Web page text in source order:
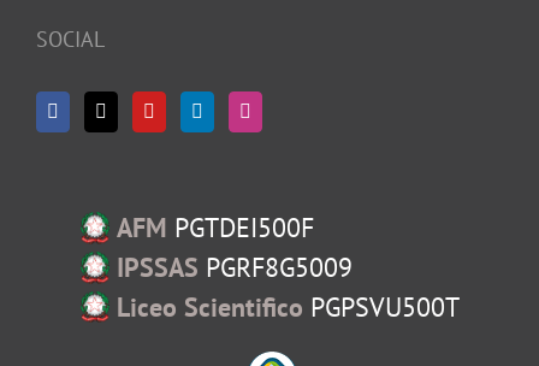
SOCIAL
AFM PGTDEI500F
IPSSAS PGRF8G5009
Liceo Scientifico PGPSVU500T